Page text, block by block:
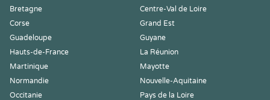
Bretagne
Centre-Val de Loire
Corse
Grand Est
Guadeloupe
Guyane
Hauts-de-France
La Réunion
Martinique
Mayotte
Normandie
Nouvelle-Aquitaine
Occitanie
Pays de la Loire